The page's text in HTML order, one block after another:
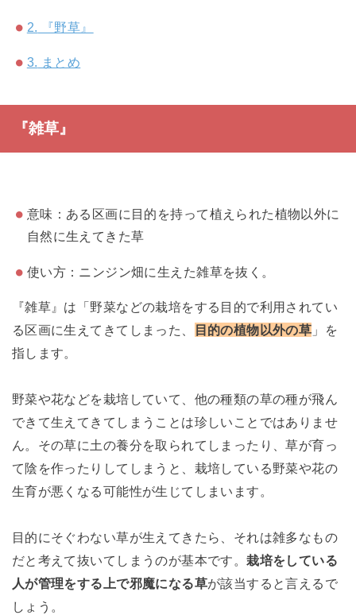
2. 『野草』
3. まとめ
『雑草』
意味：ある区画に目的を持って植えられた植物以外に
自然に生えてきた草
使い方：ニンジン畑に生えた雑草を抜く。
『雑草』は「野菜などの栽培をする目的で利用されてい
る区画に生えてきてしまった、
目的の植物以外の草 」を
指します。
野菜や花などを栽培していて、他の種類の草の種が飛ん
できて生えてきてしまうことは珍しいことではありませ
ん。その草に土の養分を取られてしまったり、草が育っ
て陰を作ったりしてしまうと、栽培している野菜や花の
生育が悪くなる可能性が生じてしまいます。
目的にそぐわない草が生えてきたら、それは雑多なもの
だと考えて抜いてしまうのが基本です。栽培をしている
人が管理をする上で邪魔になる草が該当すると言えるで
しょう。